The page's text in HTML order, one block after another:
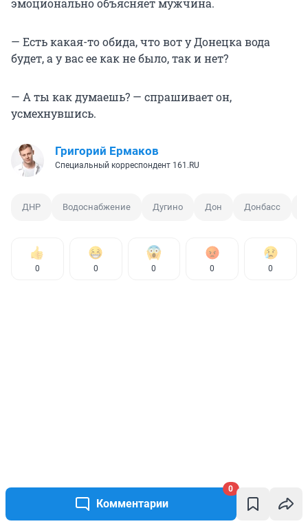
Комментарии
0
эмоционально объясняет мужчина.
— Есть какая-то обида, что вот у Донецка вода
будет, а у вас ее как не было, так и нет?
— А ты как думаешь? — спрашивает он,
усмехнувшись.
Григорий Ермаков
Специальный корреспондент 161.RU
ДНР Водоснабжение Дугино Дон Донбасс
0 0 0 0 0